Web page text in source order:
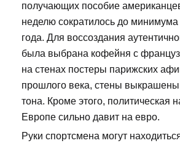
получающих пособие
неделю сократилось до минимума
года. Для воссоздания
была выбрана кофейня с
на стенах постеры парижских
прошлого века, стены
тона. Кроме этого, политическая
Европе сильно давит на евро.
Руки спортсмена могут